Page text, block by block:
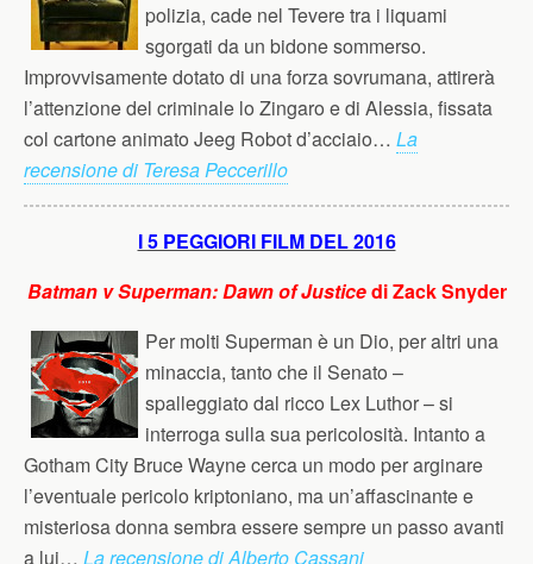
polizia, cade nel Tevere tra i liquami
sgorgati da un bidone sommerso.
Improvvisamente dotato di una forza sovrumana, attirerà
l’attenzione del criminale lo Zingaro e di Alessia, fissata
col cartone animato Jeeg Robot d’acciaio… La
recensione di Teresa Peccerillo
I 5 PEGGIORI FILM DEL 2016
Batman v Superman: Dawn of Justicedi Zack Snyder
Per molti Superman è un Dio, per altri una
minaccia, tanto che il Senato –
spalleggiato dal ricco Lex Luthor – si
interroga sulla sua pericolosità. Intanto a
Gotham City Bruce Wayne cerca un modo per arginare
l’eventuale pericolo kriptoniano, ma un’affascinante e
misteriosa donna sembra essere sempre un passo avanti
a lui… La recensione di Alberto Cassani